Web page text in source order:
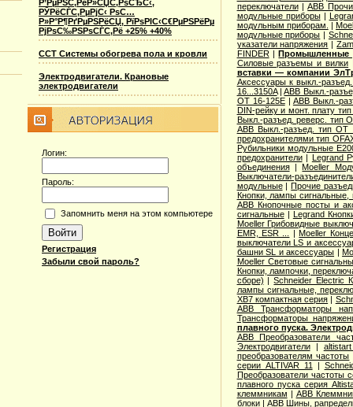
Р’РµРЅС‚РёР»СЏС‚РѕСЂС‹,
РЎРёСЃС‚РµРјС‹ РѕС…
Р»Р°Р¶РґРµРЅРёСЏ, РїРѕРІС‹С€РµРЅРёРµ
РјРѕС‰РЅРѕСЃС‚Рё +25% +40%
ССТ Системы обогрева пола и кровли
Электродвигатели. Крановые
электродвигатели
Логин:
Пароль:
Запомнить меня на этом компьютере
Регистрация
Забыли свой пароль?
переключатели|ABB
модульные приборы|
модульным приборам.
|
модульные приборы |
указатели напряжения |
FINDER|Промышленные
Cиловые разъемы и вилки
вставки — компании
Аксессуары к выкл.-
16...3150A|ABB Выкл.-
OT 16-125E| ABB Выкл.-
DIN-рейку и монт. плату
Выкл.-разъед. реверс. тип
ABB Выкл.-разъед. тип OT
предохранителями тип
Рубильники модульные
предохранители| Legrand
объединения|Moeller
Выключатели-
модульные|Прочие
Кнопки, лампы сигнальные,
ABB Кнопочные посты и
сигнальные| Legrand
Moeller Грибовидные
EMR, ESR ...
|Moeller
выключатели LS и
башни SL и аксессуары |
Moeller Световые
Кнопки, лампочки,
сборе) |Schneider Electric
лампы сигнальные,
XB7 компактная серия |
ABB Трансформаторы
Трансформаторы
плавного пуска.
ABB Преобразователи
Электродвигатели|
преобразователям частоты
серии ALTIVAR 11
|
Преобразователи частоты
плавного пуска серия
клеммникам | ABB
блоки| ABB Шины,